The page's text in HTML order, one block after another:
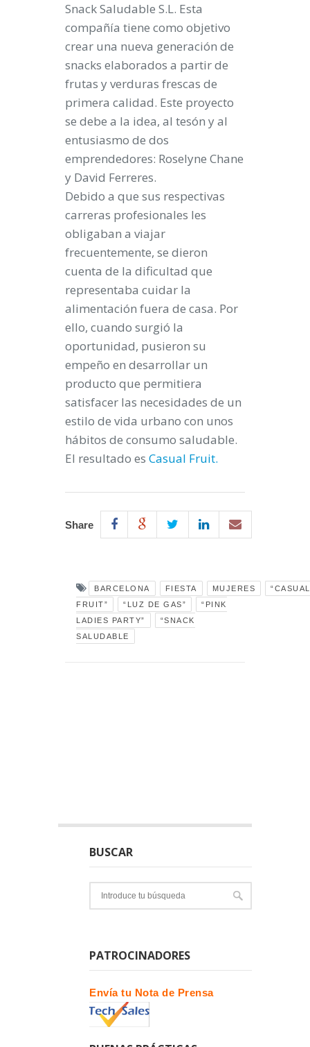
Snack Saludable S.L. Esta
compañía tiene como objetivo
crear una nueva generación de
snacks elaborados a partir de
frutas y verduras frescas de
primera calidad. Este proyecto
se debe a la idea, al tesón y al
entusiasmo de dos
emprendedores: Roselyne Chane
y David Ferreres.
Debido a que sus respectivas
carreras profesionales les
obligaban a viajar
frecuentemente, se dieron
cuenta de la dificultad que
representaba cuidar la
alimentación fuera de casa. Por
ello, cuando surgió la
oportunidad, pusieron su
empeño en desarrollar un
producto que permitiera
satisfacer las necesidades de un
estilo de vida urbano con unos
hábitos de consumo saludable.
El resultado es Casual Fruit.
Share
BARCELONA FIESTA MUJERES
“CASUAL
FRUIT”
“LUZ DE GAS”
“PINK
LADIES PARTY”
“SNACK
SALUDABLE
BUSCAR
PATROCINADORES
Envía tu Nota de Prensa